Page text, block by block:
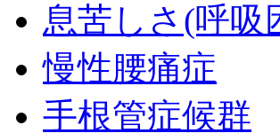
息苦しさ(呼吸
慢性腰痛症
手根管症候群